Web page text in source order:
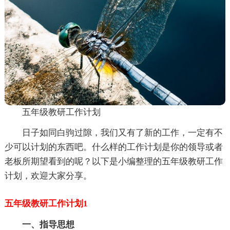
五年级教研工作计划
日子如同白驹过隙，我们又有了新的工作，一定有不
少可以计划的东西吧。什么样的工作计划是你的领导或者
老板所期望看到的呢？以下是小编整理的五年级教研工作
计划，欢迎大家分享。
五年级教研工作计划1
一、指导思想